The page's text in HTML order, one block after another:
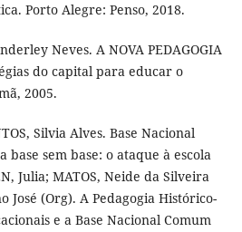
Porto Alegre: Penso, 2018.
Neves. A NOVA PEDAGOGIA
do capital para educar o
2005.
Silvia Alves. Base Nacional
sem base: o ataque à escola
Julia; MATOS, Neide da Silveira
José (Org). A Pedagogia Histórico-
e a Base Nacional Comum